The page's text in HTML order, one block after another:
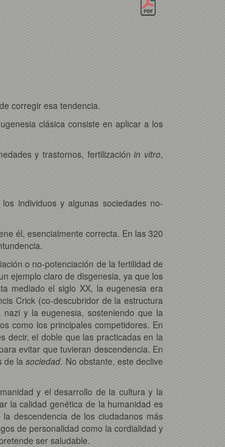
corregir esa tendencia.
clásica consiste en aplicar a los
y trastornos, fertilizaciónin vitro,
individuos y algunas sociedades no-
él, esencialmente correcta. En las 320
o no-potenciación de la fertilidad de
ejemplo claro de disgenesia, ya que los
mediado el siglo XX, la eugenesia era
Crick (co-descubridor de la estructura
y la eugenesia, sosteniendo que la
como los principales competidores. En
decir, el doble que las practicadas en la
evitar que tuvieran descendencia. En
de lasociedad. No obstante, este declive
y el desarrollo de la cultura y la
la calidad genética de la humanidad es
descendencia de los ciudadanos más
de personalidad como la cordialidad y
ser saludable.